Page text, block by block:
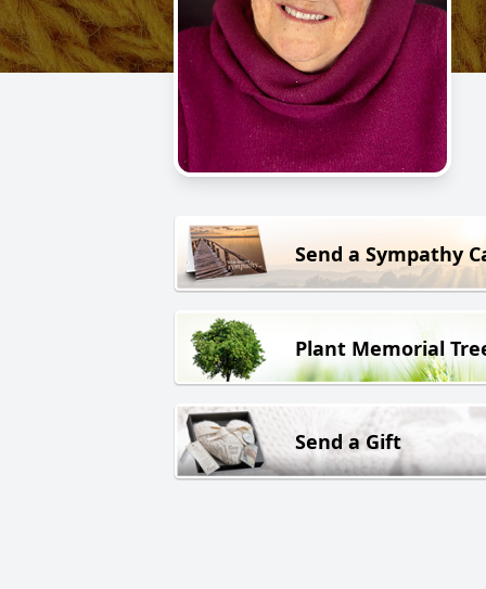
Send a Sympathy
Plant Memorial
Send a Gift